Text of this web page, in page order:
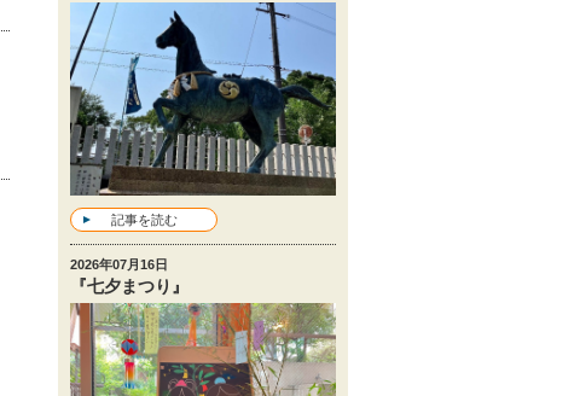
記事を読む
2026年07月16日
『七夕まつり』